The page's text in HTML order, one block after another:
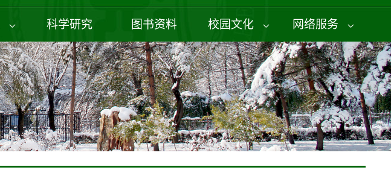
科学研究 图书资料 校园文化 网络服务